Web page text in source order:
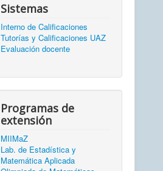
Sistemas
Interno de Calificaciones
Tutorías y Calificaciones UAZ
Evaluación docente
Programas de
extensión
MIIMaZ
Lab. de Estadística y
Matemática Aplicada